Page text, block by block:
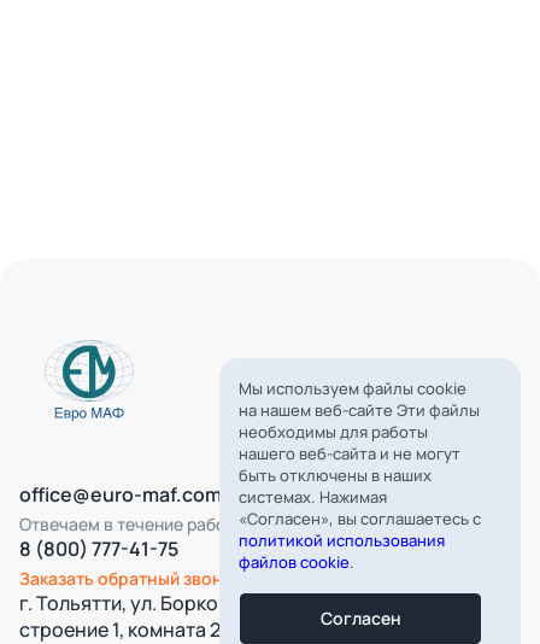
office@euro-maf.com
Отвечаем в течение рабочего дня
8 (800) 777-41-75
Заказать обратный звонок
г. Тольятти, ул. Борковская, д. 16,
строение 1, комната 22
Мы используем файлы cookie
на нашем веб-сайте Эти файлы
необходимы для работы
нашего веб-сайта и не могут
быть отключены в наших
системах. Нажимая
«Согласен», вы соглашаетесь с
политикой использования
файлов cookie.
Согласен